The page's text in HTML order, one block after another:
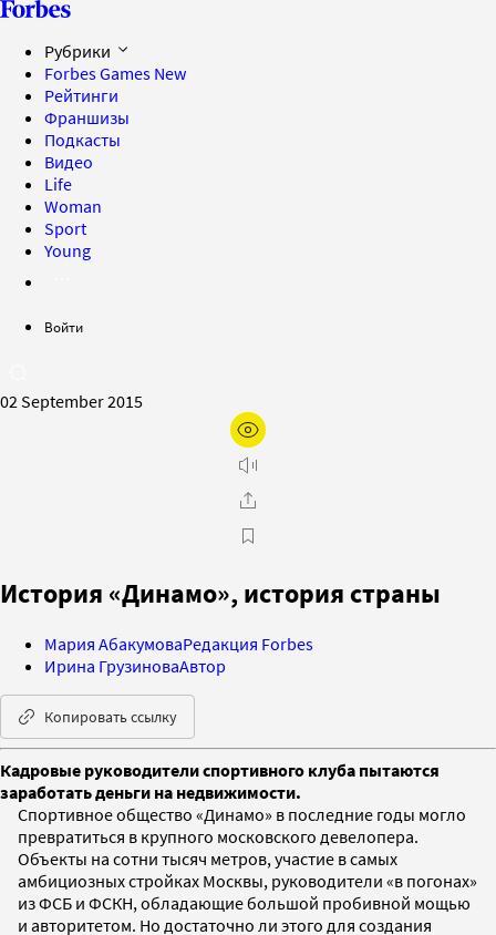
Рубрики
Forbes Games New
Рейтинги
Франшизы
Подкасты
Видео
Life
Woman
Sport
Young
Войти
02 September 2015
История «Динамо», история страны
Мария АбакумоваРедакция Forbes
Ирина ГрузиноваАвтор
Копировать ссылку
Кадровые руководители спортивного клуба пытаются
заработать деньги на недвижимости.
Спортивное общество «Динамо» в последние годы могло
превратиться в крупного московского девелопера.
Объекты на сотни тысяч метров, участие в самых
амбициозных стройках Москвы, руководители «в погонах»
из ФСБ и ФСКН, обладающие большой пробивной мощью
и авторитетом. Но достаточно ли этого для создания